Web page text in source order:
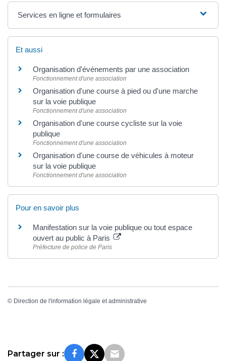
Services en ligne et formulaires
Et aussi
Organisation d'événements par une association
Fonctionnement d'une association
Organisation d'une course à pied ou d'une marche
sur la voie publique
Fonctionnement d'une association
Organisation d'une course cycliste sur la voie
publique
Fonctionnement d'une association
Organisation d'une course de véhicules à moteur
sur la voie publique
Fonctionnement d'une association
Pour en savoir plus
Manifestation sur la voie publique ou tout espace
ouvert au public à Paris
Préfecture de police de Paris
© Direction de l'information légale et administrative
Partager sur :